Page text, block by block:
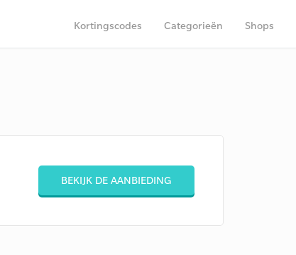
Kortingscodes Categorieën Shops
BEKIJK DE AANBIEDING